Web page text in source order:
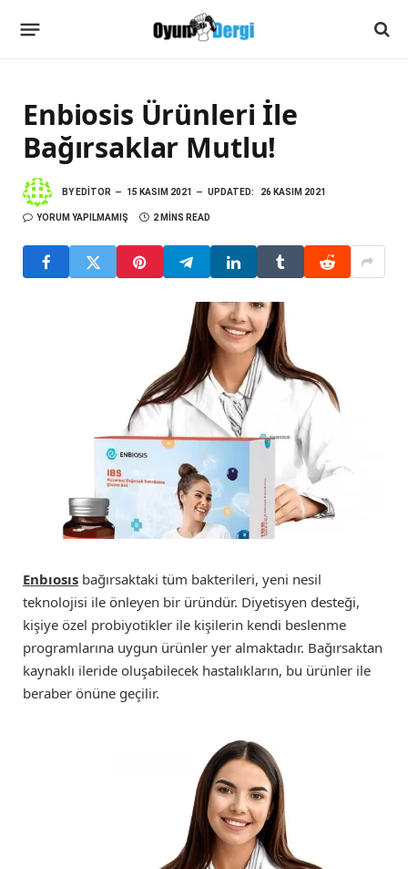
Enbiosis Ürünleri İle
Bağırsaklar Mutlu!
BY EDITOR 15 KASIM 2021 UPDATED: 26 KASIM 2021
YORUM YAPILMAMIŞ 2 MINS READ
Enbıosıs bağırsaktaki tüm bakterileri, yeni nesil
teknolojisi ile önleyen bir üründür. Diyetisyen desteği,
kişiye özel probiyotikler ile kişilerin kendi beslenme
programlarına uygun ürünler yer almaktadır. Bağırsaktan
kaynaklı ileride oluşabilecek hastalıkların, bu ürünler ile
beraber önüne geçilir.